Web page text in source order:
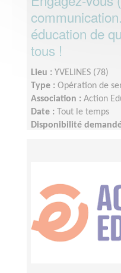
éducation de
tous !
Lieu : YVELINES (78)
Type : Opération de
Association : Action
Date :
Tout le temps
Disponibilité
être quelques heures
par semaines ! L'idée